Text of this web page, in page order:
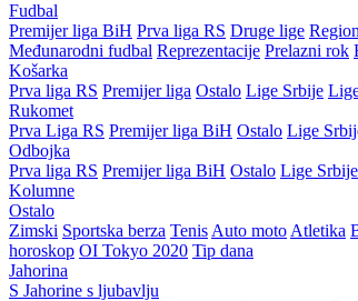
Fudbal
Premijer liga BiH Prva liga RS Druge lige
Međunarodni fudbal Reprezentacije Prelazni rok
Košarka
Prva liga RS Premijer liga Ostalo Lige Srbije
Rukomet
Prva Liga RS Premijer liga BiH Ostalo Lige
Odbojka
Prva liga RS Premijer liga BiH Ostalo Lige Srbije
Kolumne
Ostalo
Zimski Sportska berza Tenis Auto moto Atletika
horoskop OI Tokyo 2020 Tip dana
Jahorina
S Jahorine s ljubavlju